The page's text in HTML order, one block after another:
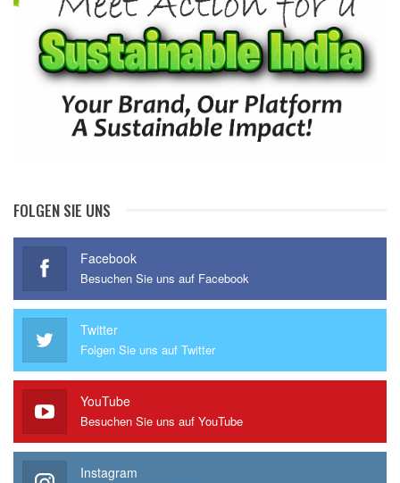
FOLGEN SIE UNS
Facebook
Besuchen Sie uns auf Facebook
Twitter
Folgen Sie uns auf Twitter
YouTube
Besuchen Sie uns auf YouTube
Instagram